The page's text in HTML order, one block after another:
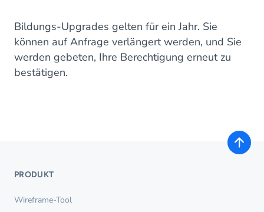
Bildungs-Upgrades gelten für ein Jahr. Sie
können auf Anfrage verlängert werden, und Sie
werden gebeten, Ihre Berechtigung erneut zu
bestätigen.
PRODUKT
Wireframe-Tool